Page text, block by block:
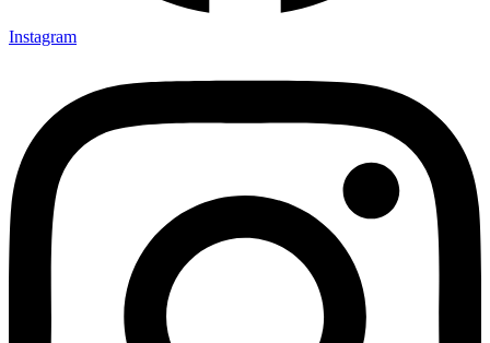
Instagram